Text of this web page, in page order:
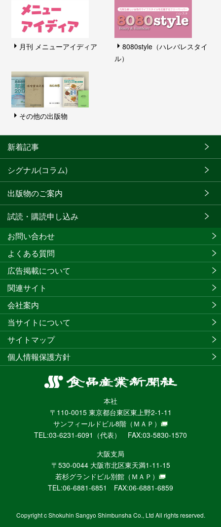
月刊 メニューアイディア
8080style（ハレバレスタイ
ル）
その他の出版物
新着記事
シグナル(コラム)
出版物のご案内
試読・購読申し込み
食
産
業
新
聞
社
ニ
ュ
ー
WEB
本社
〒110-0015 東京都台東区東上野2-1-11
サンフィールドビル8階 （ＭＡＰ）
TEL:03-6231-6091（代表） FAX:03-5830-1570
大阪支局
〒530-0044 大阪市北区東天満1-11-15
若杉グランドビル別館 （ＭＡＰ）
TEL:06-6881-6851 FAX:06-6881-6859
お問い合わせ
よくある質問
広告掲載について
関連サイト
会社案内
当サイトについて
サイトマップ
個人情報保護方針
Copyright c Shokuhin Sangyo Shimbunsha Co., Ltd All rights reserved.